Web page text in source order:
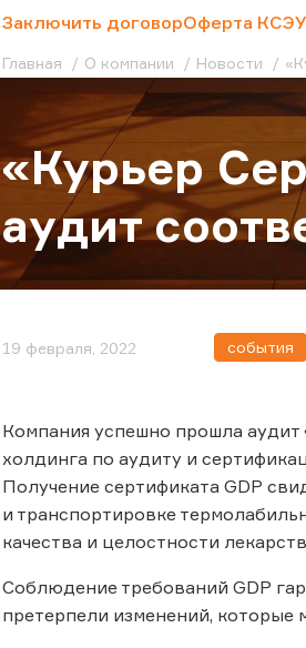
Заключить договорОферта КСЭ
Главная О компании Новости
«Курьер
аудит
19 февраля, 2022 события
Компания успешно прошла
холдинга по аудиту и
Получение сертификата GDP
и транспортировке
качества и целостности
Соблюдение требований GDP
претерпели изменений, которые